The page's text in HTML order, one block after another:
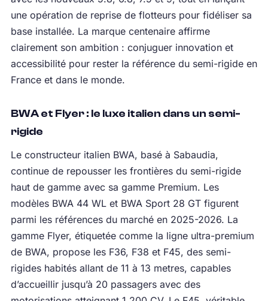
une opération de reprise de flotteurs pour fidéliser sa
base installée. La marque centenaire affirme
clairement son ambition : conjuguer innovation et
accessibilité pour rester la référence du semi-rigide en
France et dans le monde.
BWA et Flyer : le luxe italien dans un semi-
rigide
Le constructeur italien BWA, basé à Sabaudia,
continue de repousser les frontières du semi-rigide
haut de gamme avec sa gamme Premium. Les
modèles BWA 44 WL et BWA Sport 28 GT figurent
parmi les références du marché en 2025-2026. La
gamme Flyer, étiquetée comme la ligne ultra-premium
de BWA, propose les F36, F38 et F45, des semi-
rigides habités allant de 11 à 13 metres, capables
d’accueillir jusqu’à 20 passagers avec des